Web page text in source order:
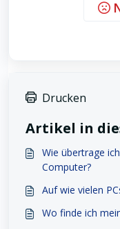
Drucken
Artikel in
Wie übertrage
Computer?
Auf wie vielen
Wo finde ich